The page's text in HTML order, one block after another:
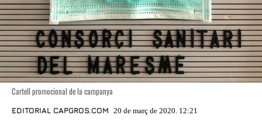
Cartell promocional de la campanya
EDITORIAL CAPGROS.COM 20 de març de 2020. 12:21